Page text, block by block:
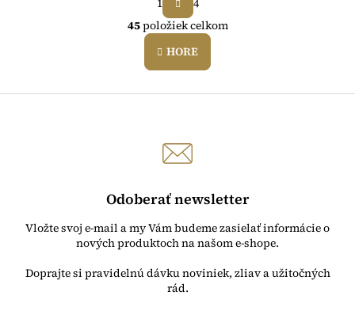
O
v
l
á
a
e
p
r
k
v
ý
i
s
t
r
á
n
k
o
v
e
1
4
45položiek celkom
HORE
Odoberať newsletter
Vložte svoj e-mail a my Vám budeme zasielať informácie o
nových produktoch na našom e-shope.